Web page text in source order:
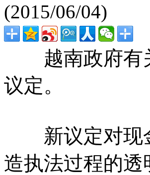
(2015/06/04)
越南政府有关
议定。
新议定对现金
造执法过程的